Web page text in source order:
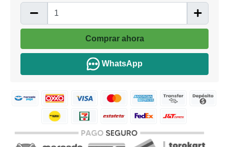
Comprar ahora
WhatsApp